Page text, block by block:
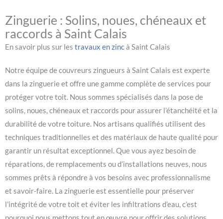
Zinguerie : Solins, noues, chéneaux et
raccords à Saint Calais
En savoir plus sur les travaux en zincà Saint Calais
Notre équipe de couvreurs zingueurs à Saint Calais est experte
dans la zinguerie et offre une gamme complète de services pour
protéger votre toit. Nous sommes spécialisés dans la pose de
solins, noues, chéneaux et raccords pour assurer l’étanchéité et la
durabilité de votre toiture. Nos artisans qualifiés utilisent des
techniques traditionnelles et des matériaux de haute qualité pour
garantir un résultat exceptionnel. Que vous ayez besoin de
réparations, de remplacements ou d’installations neuves, nous
sommes prêts à répondre à vos besoins avec professionnalisme
et savoir-faire. La zinguerie est essentielle pour préserver
l’intégrité de votre toit et éviter les infiltrations d’eau, c’est